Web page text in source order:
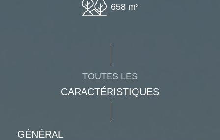
658 m²
TOUTES LES
CARACTÉRISTIQUES
GÉNÉRAL